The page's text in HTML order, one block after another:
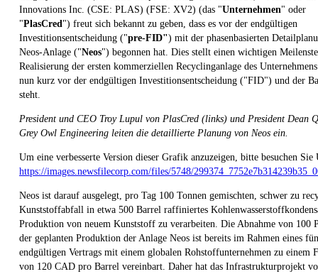
Innovations Inc. (CSE: PLAS) (FSE: XV2) (das "Unternehmen" oder
"PlasCred ") freut sich bekannt zu geben, dass es vor der endgültigen
Investitionsentscheidung ("pre-FID") mit der phasenbasierten
Neos-Anlage ("Neos") begonnen hat. Dies stellt einen wichtigen
Realisierung der ersten kommerziellen Recyclinganlage des
nun kurz vor der endgültigen Investitionsentscheidung ("FID") und der
steht.
President und CEO Troy Lupul von PlasCred (links) und President Dean
Grey Owl Engineering leiten die detaillierte Planung von Neos ein.
Um eine verbesserte Version dieser Grafik anzuzeigen, bitte besuchen Sie
https://images.newsfilecorp.com/files/5748/
Neos ist darauf ausgelegt, pro Tag 100 Tonnen gemischten, schwer zu
Kunststoffabfall in etwa 500 Barrel raffiniertes
Produktion von neuem Kunststoff zu verarbeiten. Die Abnahme von 100
der geplanten Produktion der Anlage Neos ist bereits im Rahmen eines
endgültigen Vertrags mit einem globalen Rohstoffunternehmen zu einem
von 120 CAD pro Barrel vereinbart. Daher hat das Infrastrukturprojekt